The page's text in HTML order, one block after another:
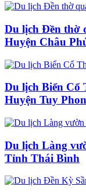
Du lịch Đền thờ
Huyện Châu
Du lịch Biển Cổ
Huyện Tuy
Du lịch Làng
Tỉnh Thái Bình